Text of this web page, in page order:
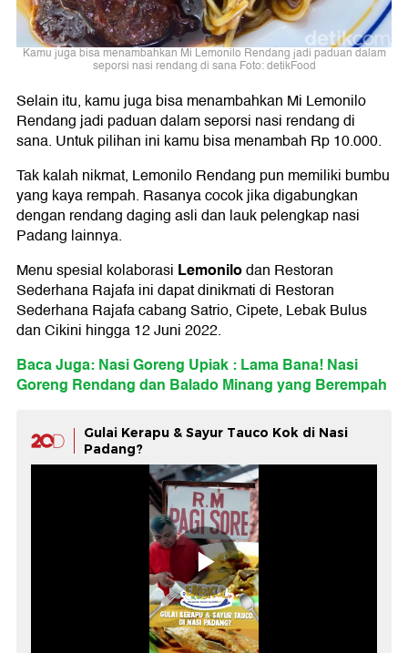
Kamu juga bisa menambahkan Mi Lemonilo Rendang jadi paduan dalam
seporsi nasi rendang di sana Foto: detikFood
Selain itu, kamu juga bisa menambahkan Mi Lemonilo
Rendang jadi paduan dalam seporsi nasi rendang di
sana. Untuk pilihan ini kamu bisa menambah Rp 10.000.
Tak kalah nikmat, Lemonilo Rendang pun memiliki bumbu
yang kaya rempah. Rasanya cocok jika digabungkan
dengan rendang daging asli dan lauk pelengkap nasi
Padang lainnya.
Menu spesial kolaborasi Lemonilodan Restoran
Sederhana Rajafa ini dapat dinikmati di Restoran
Sederhana Rajafa cabang Satrio, Cipete, Lebak Bulus
dan Cikini hingga 12 Juni 2022.
Baca Juga: Nasi Goreng Upiak : Lama Bana! Nasi
Goreng Rendang dan Balado Minang yang Berempah
Gulai Kerapu & Sayur Tauco Kok di Nasi
Padang?